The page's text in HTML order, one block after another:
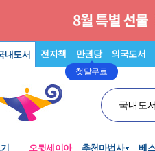
내도서 전자책 만권당
첫달무료
외국도서
국내도
오뒷세이아 추천마법사 베